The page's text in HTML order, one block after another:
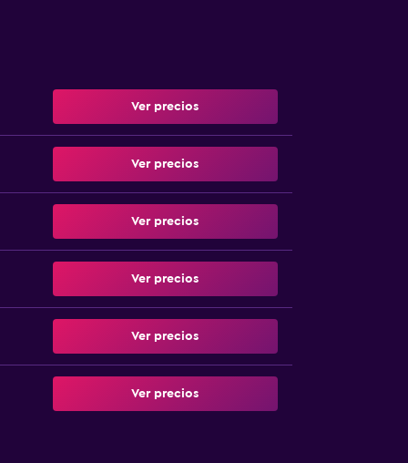
Ver precios
Ver precios
Ver precios
Ver precios
Ver precios
Ver precios